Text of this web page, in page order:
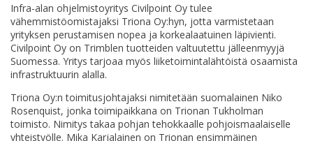
Infra-alan ohjelmistoyritys Civilpoint Oy tulee
vähemmistöomistajaksi Triona Oy:hyn, jotta varmistetaan
yrityksen perustamisen nopea ja korkealaatuinen läpivienti.
Civilpoint Oy on Trimblen tuotteiden valtuutettu jälleenmyyjä
Suomessa. Yritys tarjoaa myös liiketoimintalähtöistä osaamista
infrastruktuurin alalla.
Triona Oy:n toimitusjohtajaksi nimitetään suomalainen Niko
Rosenquist, jonka toimipaikkana on Trionan Tukholman
toimisto. Nimitys takaa pohjan tehokkaalle pohjoismaalaiselle
yhteistyölle. Mika Karjalainen on Trionan ensimmäinen